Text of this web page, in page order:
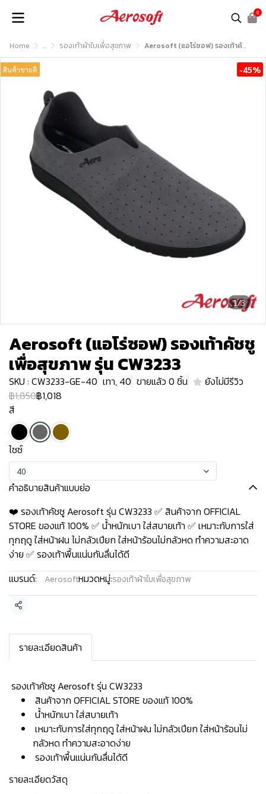
0
Home ... รองเท้าผ้าใบเพื่อสุขภาพ Aerosoft (แอโร่ซอฟ) รองเท้าคัชชูเพื่อสุขภาพ รุ่น CW3233
1/3
สินค้าขายดี -45%
Aerosoft (แอโร่ซอฟ) รองเท้าคัชชู
เพื่อสุขภาพ รุ่น CW3233
SKU : CW3233-GE-40 เทา, 40 ขายแล้ว 0 ชิ้น
ยังไม่มีรีวิว
฿1,850฿1,018
สี
ไซซ์
40
คำอธิบายสินค้าแบบย่อ
❤️ รองเท้าคัชชู Aerosoft รุ่น CW3233 ✅ สินค้าจาก OFFICIAL
STORE ของแท้ 100% ✅ น้ำหนักเบา ใส่สบายเท้า ✅ เหมาะกับการใส่
ทุกฤดู ใส่หน้าฝน ไม่กลัวเปียก ใส่หน้าร้อนไม่กลัวหด ทำความสะอาด
ง่าย ✅ รองเท้าพื้นแน่นกันลื่นได้ดี
แบรนด์:
Aerosoftหมวดหมู่:รองเท้าผ้าใบเพื่อสุขภาพ
แชร์
รายละเอียดสินค้า
️ รองเท้าคัชชู Aerosoft รุ่น CW3233
สินค้าจาก OFFICIAL STORE ของแท้ 100%
น้ำหนักเบา ใส่สบายเท้า
เหมาะกับการใส่ทุกฤดู ใส่หน้าฝน ไม่กลัวเปียก ใส่หน้าร้อนไม่
กลัวหด ทำความสะอาดง่าย
รองเท้าพื้นแน่นกันลื่นได้ดี
รายละเอียดวัสดุ